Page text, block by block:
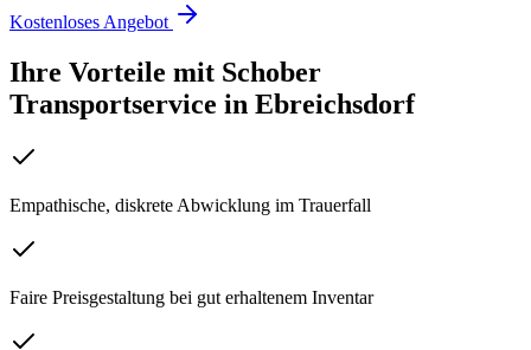
Kostenloses Angebot
Ihre Vorteile mit Schober
Transportservice in Ebreichsdorf
Empathische, diskrete Abwicklung im Trauerfall
Faire Preisgestaltung bei gut erhaltenem Inventar